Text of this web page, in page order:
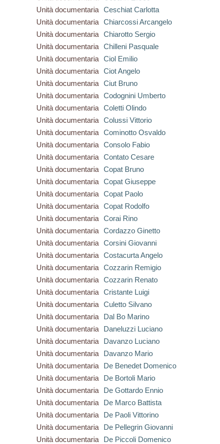
Unità documentaria
Ceschiat Carlotta
Unità documentaria
Chiarcossi Arcangelo
Unità documentaria
Chiarotto Sergio
Unità documentaria
Chilleni Pasquale
Unità documentaria
Ciol Emilio
Unità documentaria
Ciot Angelo
Unità documentaria
Ciut Bruno
Unità documentaria
Codognini Umberto
Unità documentaria
Coletti Olindo
Unità documentaria
Colussi Vittorio
Unità documentaria
Cominotto Osvaldo
Unità documentaria
Consolo Fabio
Unità documentaria
Contato Cesare
Unità documentaria
Copat Bruno
Unità documentaria
Copat Giuseppe
Unità documentaria
Copat Paolo
Unità documentaria
Copat Rodolfo
Unità documentaria
Corai Rino
Unità documentaria
Cordazzo Ginetto
Unità documentaria
Corsini Giovanni
Unità documentaria
Costacurta Angelo
Unità documentaria
Cozzarin Remigio
Unità documentaria
Cozzarin Renato
Unità documentaria
Cristante Luigi
Unità documentaria
Culetto Silvano
Unità documentaria
Dal Bo Marino
Unità documentaria
Daneluzzi Luciano
Unità documentaria
Davanzo Luciano
Unità documentaria
Davanzo Mario
Unità documentaria
De Benedet Domenico
Unità documentaria
De Bortoli Mario
Unità documentaria
De Gottardo Ennio
Unità documentaria
De Marco Battista
Unità documentaria
De Paoli Vittorino
Unità documentaria
De Pellegrin Giovanni
Unità documentaria
De Piccoli Domenico